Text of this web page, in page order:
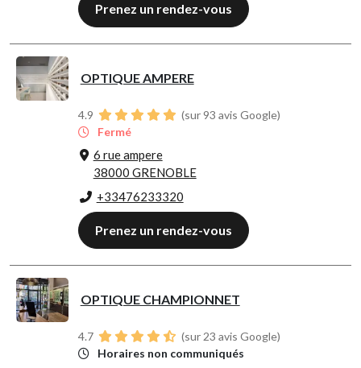
Prenez un rendez-vous
OPTIQUE AMPERE
4.9
(sur 93 avis Google)
Fermé
6 rue ampere
38000 GRENOBLE
+33476233320
Prenez un rendez-vous
OPTIQUE CHAMPIONNET
4.7
(sur 23 avis Google)
Horaires non communiqués